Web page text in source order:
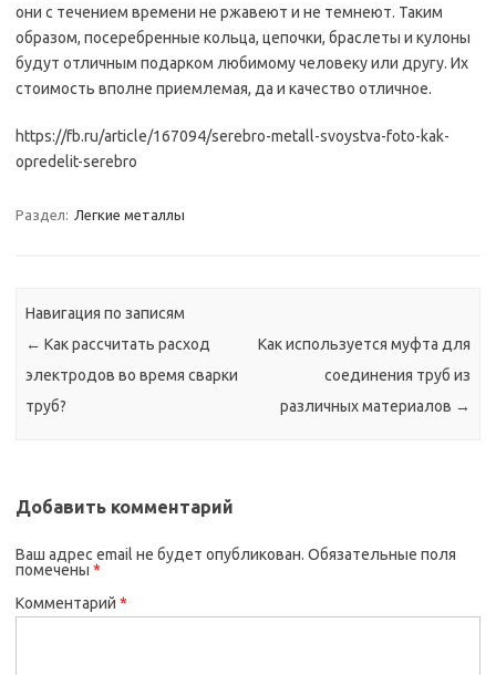
они с течением времени не ржавеют и не темнеют. Таким
образом, посеребренные кольца, цепочки, браслеты и кулоны
будут отличным подарком любимому человеку или другу. Их
стоимость вполне приемлемая, да и качество отличное.
https://fb.ru/article/167094/serebro-metall-svoystva-foto-kak-
opredelit-serebro
Раздел: Легкие металлы
Навигация по записям
← Как рассчитать расход
электродов во время сварки
труб?
Как используется муфта для
соединения труб из
различных материалов →
Добавить комментарий
Ваш адрес email не будет опубликован. Обязательные поля
помечены *
Комментарий *